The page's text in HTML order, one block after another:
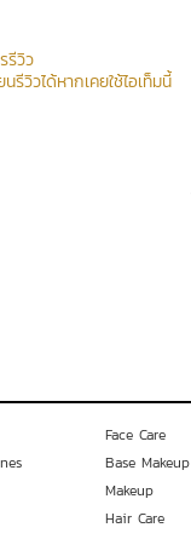
รีวิว
รีวิวได้หากเคยใช้ไอเท็มนี้
Face Care
Base Makeup
Makeup
Hair Care